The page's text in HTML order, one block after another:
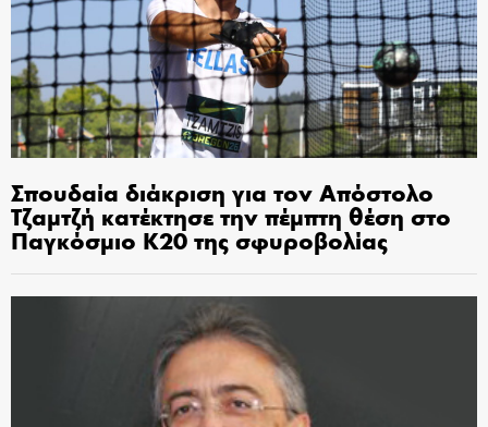
Σπουδαία διάκριση για τον Απόστολο
Τζαμτζή κατέκτησε την πέμπτη θέση στο
Παγκόσμιο Κ20 της σφυροβολίας